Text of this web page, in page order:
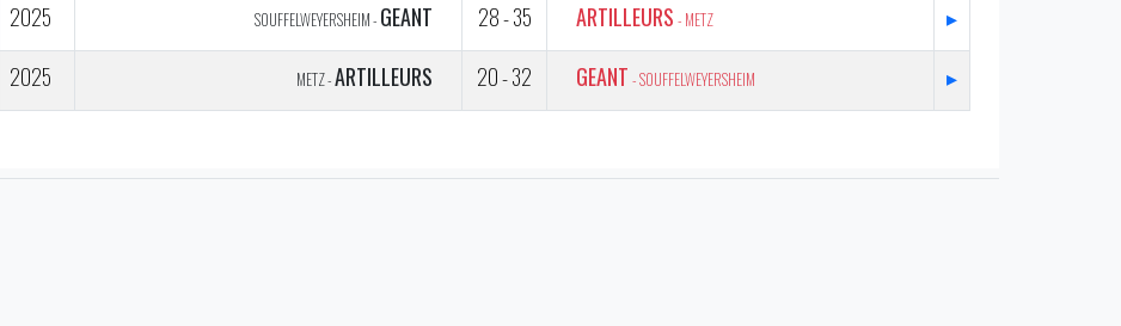
2025
SOUFFELWEYERSHEIM - GEANT 28 - 35 ARTILLEURS - METZ
▸
2025
METZ -ARTILLEURS 20 - 32 GEANT - SOUFFELWEYERSHEIM ▸